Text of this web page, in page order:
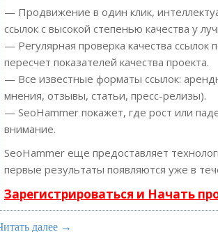
— Продвижение в один клик,
ссылок с высокой степенью качества у
— Регулярная проверка качества
пересчет показателей качества проекта.
— Все известные форматы ссылок:
мнения, отзывы, статьи, пресс-релизы).
— SeoHammer покажет, где рост или
внимание.
SeoHammer еще предоставляет
первые результаты появляются уже в
Зарегистрироваться и Начать
далее →